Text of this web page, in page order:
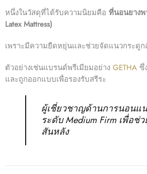
หนึ่งในวัสดุที่ได้รับความนิยมคือ ที่นอนยางพ
Latex Mattress)
เพราะมีความยืดหยุ่นและช่วยจัดแนวกระดู
ตัวอย่างเช่นแบรนด์พรีเมียมอย่าง GETHA ซึ่
และถูกออกแบบเพื่อรองรับสรีระ
ผู้เชี่ยวชาญด้านการนอนแ
ระดับ Medium Firm เพื่อ
สันหลัง